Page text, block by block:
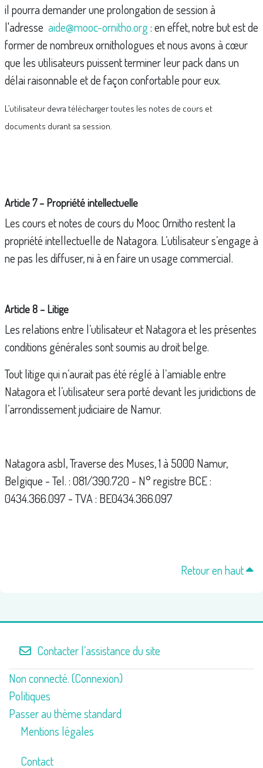
il pourra demander une prolongation de session à
l'adresse aide@mooc-ornitho.org: en effet, notre but est de
former de nombreux ornithologues et nous avons à cœur
que les utilisateurs puissent terminer leur pack dans un
délai raisonnable et de façon confortable pour eux.
L’utilisateur devra télécharger toutes les notes de cours et
documents durant sa session.
Article 7 – Propriété intellectuelle
Les cours et notes de cours du Mooc Ornitho restent la
propriété intellectuelle de Natagora. L’utilisateur s’engage à
ne pas les diffuser, ni à en faire un usage commercial.
Article 8 – Litige
Les relations entre l’utilisateur et Natagora et les présentes
conditions générales sont soumis au droit belge.
Tout litige qui n’aurait pas été réglé à l’amiable entre
Natagora et l’utilisateur sera porté devant les juridictions de
l’arrondissement judiciaire de Namur.
Natagora asbl, Traverse des Muses, 1 à 5000 Namur,
Belgique - Tel. : 081/390.720 - N° registre BCE :
0434.366.097 - TVA : BE0434.366.097
Retour en haut
Contacter l’assistance du site
Non connecté. (Connexion)
Politiques
Passer au thème standard
Mentions légales
Contact